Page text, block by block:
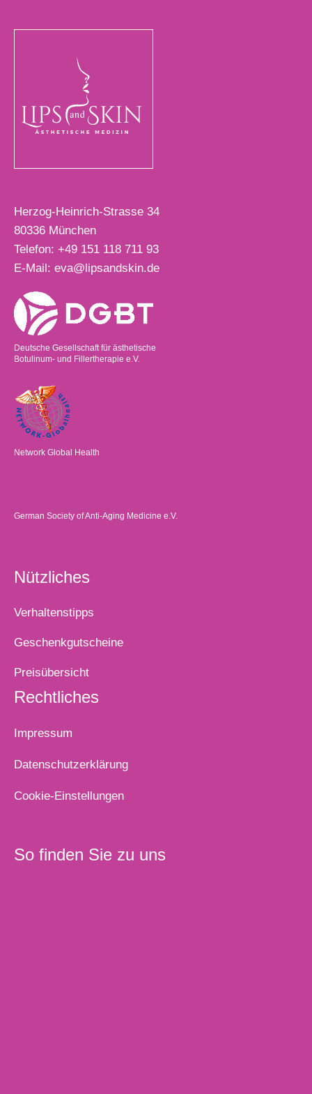
Herzog-Heinrich-Strasse 34
80336 München
Telefon: +49 151 118 711 93
E-Mail: eva@lipsandskin.de
Deutsche Gesellschaft für ästhetische
Botulinum- und Fillertherapie e.V.
Network Global Health
German Society of Anti-Aging Medicine e.V.
Nützliches
Verhaltenstipps
Geschenkgutscheine
Preisübersicht
Rechtliches
Impressum
Datenschutzerklärung
Cookie-Einstellungen
So finden Sie zu uns